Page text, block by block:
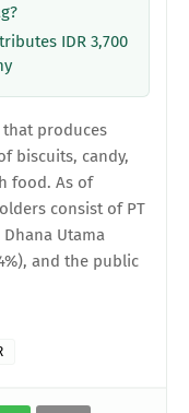
IDR 3,700
that produces
biscuits, candy,
food. As of
consist of PT
Dhana Utama
and the public